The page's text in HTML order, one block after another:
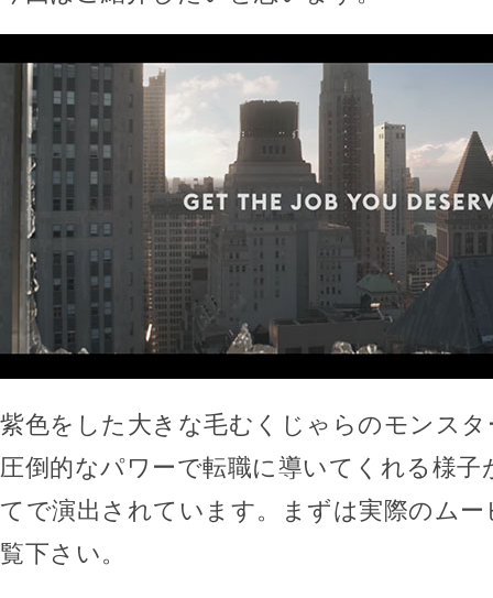
紫色をした大きな毛むくじゃらのモンス
圧倒的なパワーで転職に導いてくれる様子
てで演出されています。まずは実際のム
覧下さい。